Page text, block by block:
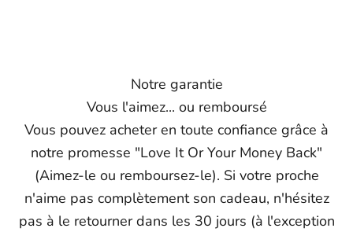
Notre garantie
Vous l'aimez... ou remboursé
Vous pouvez acheter en toute confiance grâce à
notre promesse "Love It Or Your Money Back"
(Aimez-le ou remboursez-le). Si votre proche
n'aime pas complètement son cadeau, n'hésitez
pas à le retourner dans les 30 jours (à l'exception